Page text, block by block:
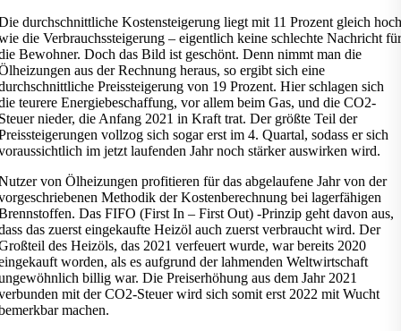
durchschnittliche Kostensteigerung liegt mit 11 Prozent gleich hoch
die Verbrauchssteigerung – eigentlich keine schlechte Nachricht für
Bewohner. Doch das Bild ist geschönt. Denn nimmt man die
aus der Rechnung heraus, so ergibt sich eine
Preissteigerung von 19 Prozent. Hier schlagen sich
teurere Energiebeschaffung, vor allem beim Gas, und die CO2-
nieder, die Anfang 2021 in Kraft trat. Der größte Teil der
vollzog sich sogar erst im 4. Quartal, sodass er sich
im jetzt laufenden Jahr noch stärker auswirken wird.
von Ölheizungen profitieren für das abgelaufene Jahr von der
Methodik der Kostenberechnung bei lagerfähigen
Das FIFO (First In – First Out) -Prinzip geht davon aus,
das zuerst eingekaufte Heizöl auch zuerst verbraucht wird. Der
des Heizöls, das 2021 verfeuert wurde, war bereits 2020
worden, als es aufgrund der lahmenden Weltwirtschaft
billig war. Die Preiserhöhung aus dem Jahr 2021
mit der CO2-Steuer wird sich somit erst 2022 mit Wucht
machen.